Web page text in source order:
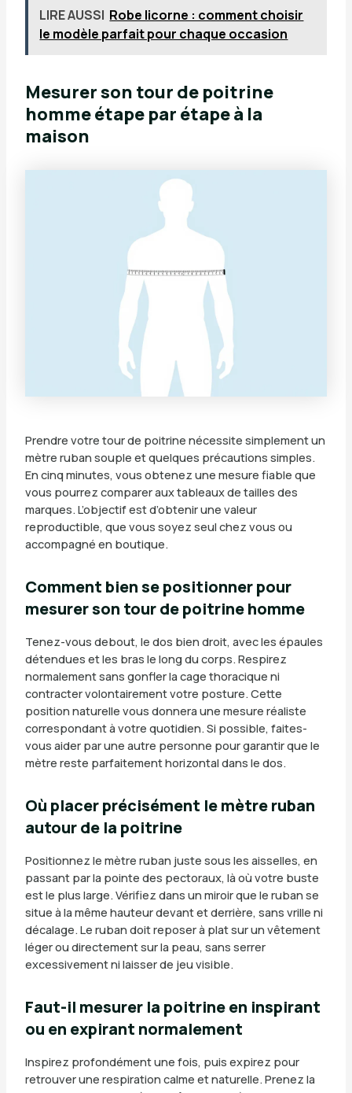
LIRE AUSSI Robe licorne : comment choisir
le modèle parfait pour chaque occasion
Mesurer son tour de poitrine
homme étape par étape à la
maison
Prendre votre tour de poitrine nécessite simplement un
mètre ruban souple et quelques précautions simples.
En cinq minutes, vous obtenez une mesure fiable que
vous pourrez comparer aux tableaux de tailles des
marques. L’objectif est d’obtenir une valeur
reproductible, que vous soyez seul chez vous ou
accompagné en boutique.
Comment bien se positionner pour
mesurer son tour de poitrine homme
Tenez-vous debout, le dos bien droit, avec les épaules
détendues et les bras le long du corps. Respirez
normalement sans gonfler la cage thoracique ni
contracter volontairement votre posture. Cette
position naturelle vous donnera une mesure réaliste
correspondant à votre quotidien. Si possible, faites-
vous aider par une autre personne pour garantir que le
mètre reste parfaitement horizontal dans le dos.
Où placer précisément le mètre ruban
autour de la poitrine
Positionnez le mètre ruban juste sous les aisselles, en
passant par la pointe des pectoraux, là où votre buste
est le plus large. Vérifiez dans un miroir que le ruban se
situe à la même hauteur devant et derrière, sans vrille ni
décalage. Le ruban doit reposer à plat sur un vêtement
léger ou directement sur la peau, sans serrer
excessivement ni laisser de jeu visible.
Faut-il mesurer la poitrine en inspirant
ou en expirant normalement
Inspirez profondément une fois, puis expirez pour
retrouver une respiration calme et naturelle. Prenez la